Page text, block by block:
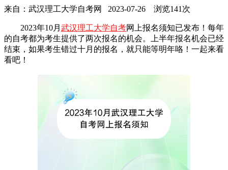
来自：武汉理工大学自考网 2023-07-26 浏览141次
2023年10月 武汉理工大学自考网上报名须知已发布！每年
的自考都为考生提供了两次报名的机会。上半年报名机会已经
结束，如果考生错过十月的报名，就只能等明年咯！一起来看
看吧！